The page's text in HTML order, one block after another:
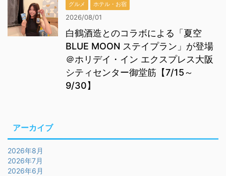
グルメ ホテル・お宿
2026/08/01
白鶴酒造とのコラボによる「夏空
BLUE MOON ステイプラン」が登場
＠ホリデイ・イン エクスプレス大阪
シティセンター御堂筋【7/15～
9/30】
アーカイブ
2026年8月
2026年7月
2026年6月